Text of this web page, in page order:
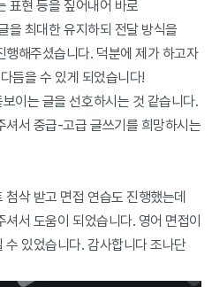
표현 등을 짚어내어 바로
을 최대한 유지하되 전달 방식을
해주셨습니다. 덕분에 제가 하고자
듬을 수 있게 되었습니다!
이는 글을 선호하시는 것 같습니다.
셔서 중급-고급 글쓰기를 희망하시는
삭 받고 면접 연습도 진행했는데
서 도움이 되었습니다. 영어 면접이
있었습니다. 감사합니다 조나단